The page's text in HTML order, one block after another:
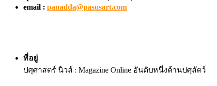
email : panadda@pasusart.com
ที่อยู่
ปศุศาสตร์ นิวส์ : Magazine Online อันดับหนึ่งด้านปศุสัตว์